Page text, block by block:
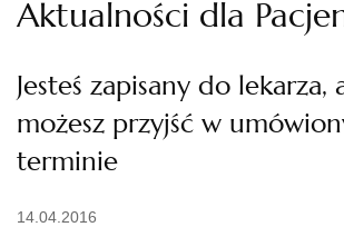
Aktualności dla
Jesteś zapisany do lekarza,
możesz przyjść w
terminie
14.04.2016